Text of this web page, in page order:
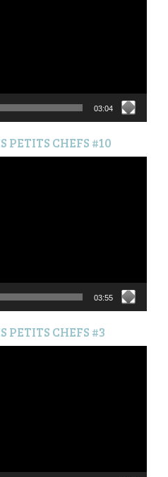
03:04
PETITS CHEFS #10
03:55
PETITS CHEFS #3